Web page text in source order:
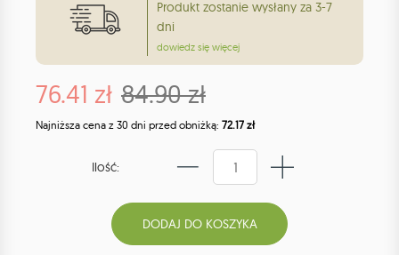
Produkt zostanie wysłany za 3-7
dni
dowiedz się więcej
76.41 zł 84.90 zł
Najniższa cena z 30 dni przed obniżką: 72.17 zł
Ilość: